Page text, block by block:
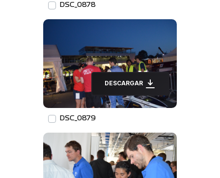
DSC_0878
DESCARGAR
DSC_0879